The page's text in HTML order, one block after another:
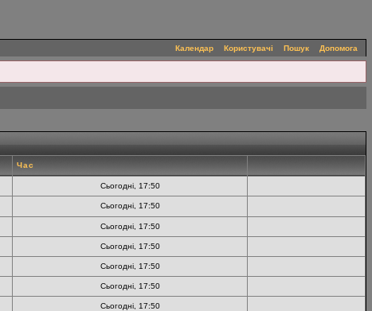
Календар Користувачі Пошук Допомога
Час
Сьогодні, 17:50
Сьогодні, 17:50
Сьогодні, 17:50
Сьогодні, 17:50
Сьогодні, 17:50
Сьогодні, 17:50
Сьогодні, 17:50